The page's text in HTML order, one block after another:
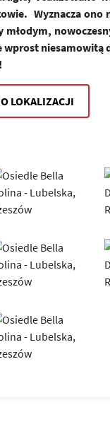
Wyznacza
wprost niesamowitą
LOKALIZACJI